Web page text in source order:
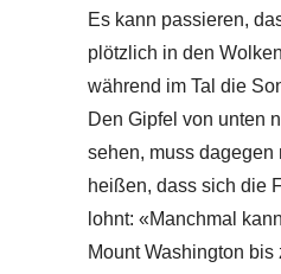
Es kann passieren,
plötzlich in den
während im Tal die
Den Gipfel von unten
sehen, muss dagegen
heißen, dass sich die
lohnt: «Manchmal
Mount Washington bis